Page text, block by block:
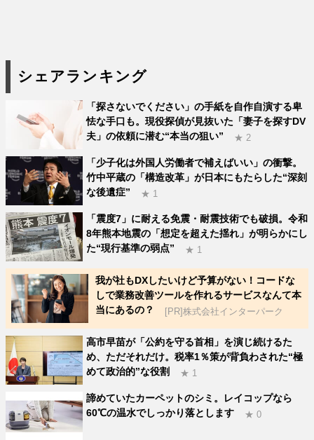
シェアランキング
「探さないでください」の手紙を自作自演する卑
怯な手口も。現役探偵が見抜いた「妻子を探すDV
夫」の依頼に潜む“本当の狙い”
★ 2
「少子化は外国人労働者で補えばいい」の衝撃。
竹中平蔵の「構造改革」が日本にもたらした“深刻
な後遺症”
★ 1
「震度7」に耐える免震・耐震技術でも破損。令和
8年熊本地震の「想定を超えた揺れ」が明らかにし
た“現行基準の弱点”
★ 1
我が社もDXしたいけど予算がない！コードな
しで業務改善ツールを作れるサービスなんて本
当にあるの？
[PR]株式会社インターパーク
高市早苗が「公約を守る首相」を演じ続けるた
め、ただそれだけ。税率1％策が背負わされた“極
めて政治的”な役割
★ 1
諦めていたカーペットのシミ。レイコップなら
60℃の温水でしっかり落とします
★ 0